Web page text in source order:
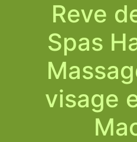
Reve
Spas
visage